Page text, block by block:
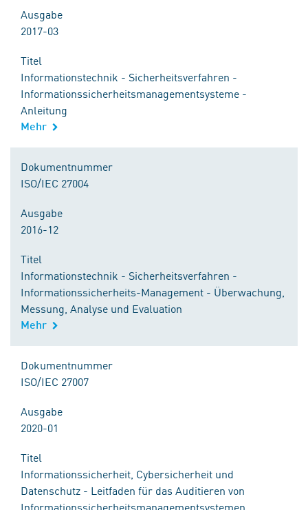
Ausgabe
2017-03
Titel
Informationstechnik - Sicherheitsverfahren -
Informationssicherheitsmanagementsysteme -
Anleitung
Mehr
Dokumentnummer
ISO/IEC 27004
Ausgabe
2016-12
Titel
Informationstechnik - Sicherheitsverfahren -
Informationssicherheits-Management - Überwachung,
Messung, Analyse und Evaluation
Mehr
Dokumentnummer
ISO/IEC 27007
Ausgabe
2020-01
Titel
Informationssicherheit, Cybersicherheit und
Datenschutz - Leitfaden für das Auditieren von
Informationssicherheitsmanagementsystemen